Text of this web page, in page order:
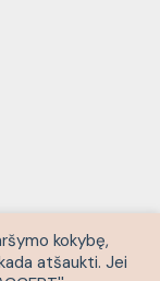
kokybę,
atšaukti. Jei